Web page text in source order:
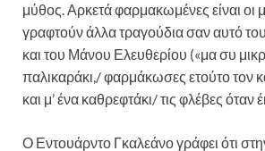
μύθος. Αρκετά φαρμακωμένες είναι οι
γραφτούν άλλα τραγούδια σαν αυτό
και του Μάνου Ελευθερίου («μα συ
παλικαράκι,/ φαρμάκωσες ετούτο τον
και μ’ ένα καθρεφτάκι/ τις φλέβες
Ο Εντουάρντο Γκαλεάνο γράφει ότι